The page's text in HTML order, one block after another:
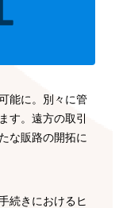
能に。別々に管
す。遠方の取引
な販路の開拓に
続きにおけるヒ